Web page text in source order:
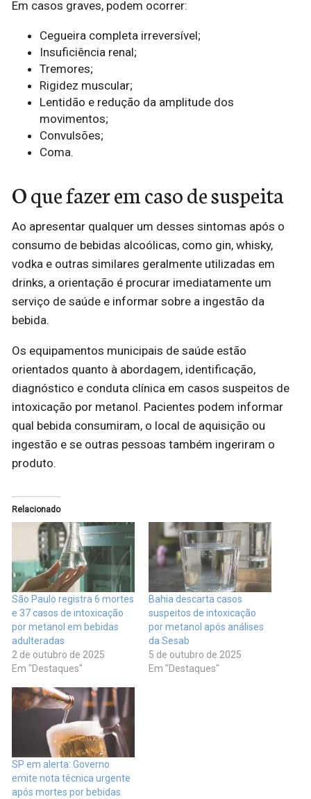
Em casos graves, podem ocorrer:
Cegueira completa irreversível;
Insuficiência renal;
Tremores;
Rigidez muscular;
Lentidão e redução da amplitude dos
movimentos;
Convulsões;
Coma.
O que fazer em caso de suspeita
Ao apresentar qualquer um desses sintomas após o
consumo de bebidas alcoólicas, como gin, whisky,
vodka e outras similares geralmente utilizadas em
drinks, a orientação é procurar imediatamente um
serviço de saúde e informar sobre a ingestão da
bebida.
Os equipamentos municipais de saúde estão
orientados quanto à abordagem, identificação,
diagnóstico e conduta clínica em casos suspeitos de
intoxicação por metanol. Pacientes podem informar
qual bebida consumiram, o local de aquisição ou
ingestão e se outras pessoas também ingeriram o
produto.
Relacionado
São Paulo registra 6 mortes
e 37 casos de intoxicação
por metanol em bebidas
adulteradas
2 de outubro de 2025
Em "Destaques"
Bahia descarta casos
suspeitos de intoxicação
por metanol após análises
da Sesab
5 de outubro de 2025
Em "Destaques"
SP em alerta: Governo
emite nota técnica urgente
após mortes por bebidas